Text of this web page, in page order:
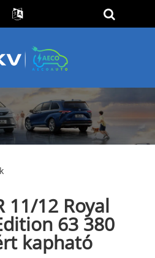
11/12 Royal
63 380
kapható